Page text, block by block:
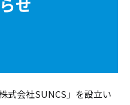
式会社SUNCS」を設立い